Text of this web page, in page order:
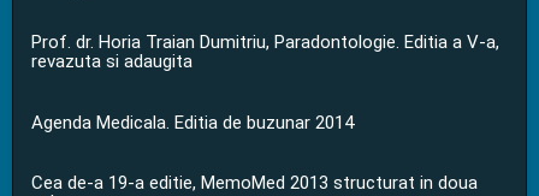
Prof. dr. Horia Traian Dumitriu, Paradontologie. Editia a V-a,
revazuta si adaugita
Agenda Medicala. Editia de buzunar 2014
Cea de-a 19-a editie, MemoMed 2013 structurat in doua